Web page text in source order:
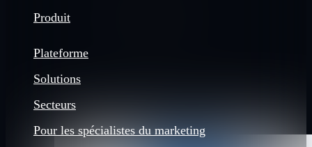
Produit
Plateforme
Solutions
Secteurs
Pour les spécialistes du marketing